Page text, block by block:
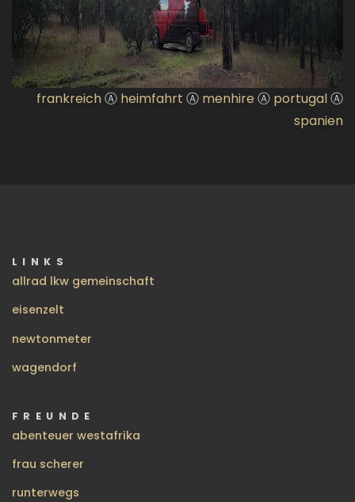
frankreichⒶ heimfahrt Ⓐ menhire Ⓐ portugalⒶ
spanien
LINKS
allrad lkw gemeinschaft
eisenzelt
newtonmeter
wagendorf
FREUNDE
abenteuer westafrika
frau scherer
runterwegs